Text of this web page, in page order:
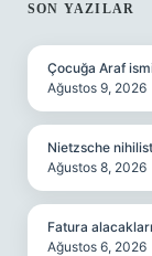
SON YAZILAR
Çocuğa Araf
Ağustos 9, 2026
Nietzsche
Ağustos 8, 2026
Fatura
Ağustos 6, 2026